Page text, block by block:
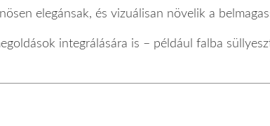
elegánsak, és vizuálisan növelik a
integrálására is – például falba